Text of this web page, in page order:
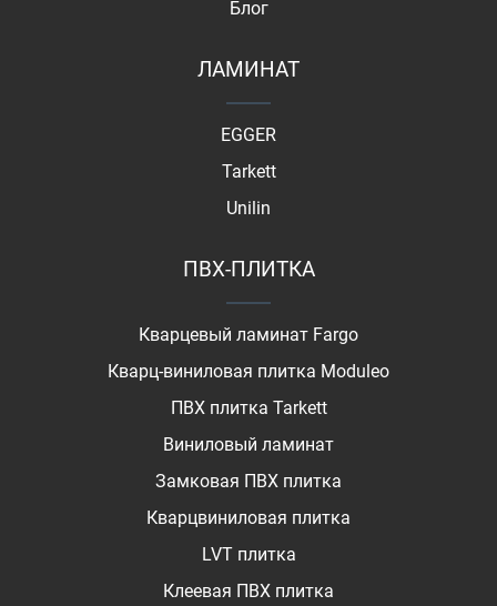
Блог
ЛАМИНАТ
EGGER
Tarkett
Unilin
ПВХ-ПЛИТКА
Кварцевый ламинат Fargo
Кварц-виниловая плитка Moduleo
ПВХ плитка Tarkett
Виниловый ламинат
Замковая ПВХ плитка
Кварцвиниловая плитка
LVT плитка
Клеевая ПВХ плитка